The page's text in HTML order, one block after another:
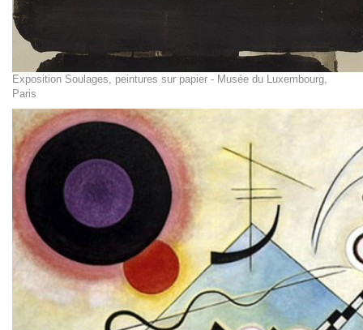
Exposition Soulages, peintures sur papier - Musée du Luxembourg,
Paris